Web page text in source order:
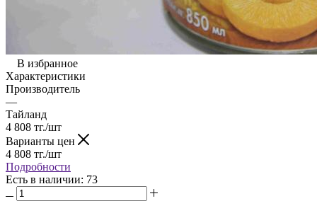
В избранное
Характеристики
Производитель
—
Тайланд
4 808 тг./шт
Варианты цен
4 808 тг./шт
Подробности
Есть в наличии: 73